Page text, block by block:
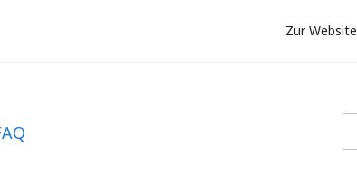
Zur Website